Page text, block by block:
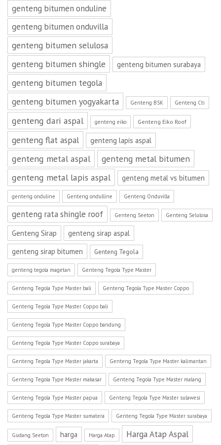
genteng bitumen onduline
genteng bitumen onduvilla
genteng bitumen selulosa
genteng bitumen shingle
genteng bitumen surabaya
genteng bitumen tegola
genteng bitumen yogyakarta
Genteng BSK Genteng Cti
genteng dari aspal genteng eiko Genteng Eiko Roof
genteng flat aspal genteng lapis aspal
genteng metal aspal
genteng metal bitumen
genteng metal lapis aspal
genteng metal vs bitumen
genteng onduline Genteng ondulline Genteng Onduvilla
genteng rata shingle roof Genteng Seeton Genteng Selulosa
Genteng Sirap
genteng sirap aspal
genteng sirap bitumen
Genteng Tegola
genteng tegola magetan Genteng Tegola Type Master
Genteng Tegola Type Master bali Genteng Tegola Type Master Coppo
Genteng Tegola Type Master Coppo bali
Genteng Tegola Type Master Coppo bandung
Genteng Tegola Type Master Coppo surabaya
Genteng Tegola Type Master jakarta Genteng Tegola Type Master kalimantan
Genteng Tegola Type Master makasar Genteng Tegola Type Master malang
Genteng Tegola Type Master papua Genteng Tegola Type Master sulawesi
Genteng Tegola Type Master sumatera Genteng Tegola Type Master surabaya
Gudang Seeton harga Harga Atap
Harga Atap Aspal